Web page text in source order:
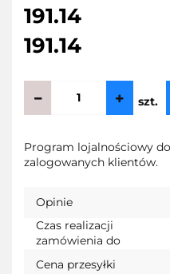
191.14
191.14
szt.
Program lojalnościowy
zalogowanych klientów.
Opinie
Czas realizacji
zamówienia do
Cena przesyłki